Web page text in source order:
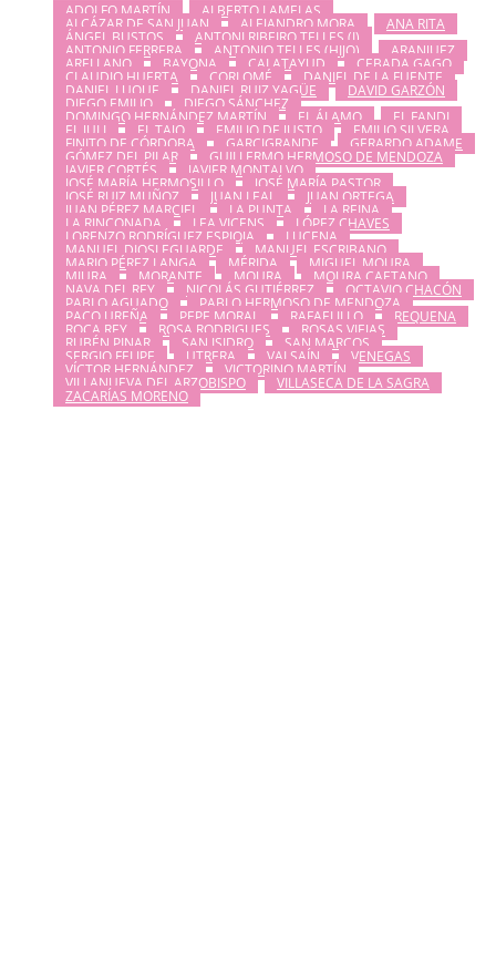
ADOLFO MARTÍN ALBERTO LAMELAS
ALCÁZAR DE SAN JUAN ALEJANDRO MORA ANA RITA
ÁNGEL BUSTOS ANTONI RIBEIRO TELLES (I)
ANTONIO FERRERA ANTONIO TELLES (HIJO) ARANJUEZ
ARELLANO BAYONA CALATAYUD CEBADA GAGO
CLAUDIO HUERTA CORLOMÉ DANIEL DE LA FUENTE
DANIEL LUQUE DANIEL RUIZ YAGÜE DAVID GARZÓN
DIEGO EMILIO DIEGO SÁNCHEZ
DOMINGO HERNÁNDEZ MARTÍN EL ÁLAMO EL FANDI
EL JULI EL TAJO EMILIO DE JUSTO EMILIO SILVERA
FINITO DE CÓRDOBA GARCIGRANDE GERARDO ADAME
GÓMEZ DEL PILAR GUILLERMO HERMOSO DE MENDOZA
JAVIER CORTÉS JAVIER MONTALVO
JOSÉ MARÍA HERMOSILLO JOSÉ MARÍA PASTOR
JOSÉ RUIZ MUÑOZ JUAN LEAL JUAN ORTEGA
JUAN PÉREZ MARCIEL LA PUNTA LA REINA
LA RINCONADA LEA VICENS LÓPEZ CHAVES
LORENZO RODRÍGUEZ ESPIOJA LUCENA
MANUEL DIOSLEGUARDE MANUEL ESCRIBANO
MARIO PÉREZ LANGA MÉRIDA MIGUEL MOURA
MIURA MORANTE MOURA MOURA CAETANO
NAVA DEL REY NICOLÁS GUTIÉRREZ OCTAVIO CHACÓN
PABLO AGUADO PABLO HERMOSO DE MENDOZA
PACO UREÑA PEPE MORAL RAFAELILLO REQUENA
ROCA REY ROSA RODRIGUES ROSAS VIEJAS
RUBÉN PINAR SAN ISIDRO SAN MARCOS
SERGIO FELIPE UTRERA VALSAÍN VENEGAS
VÍCTOR HERNÁNDEZ VICTORINO MARTÍN
VILLANUEVA DEL ARZOBISPO VILLASECA DE LA SAGRA
ZACARÍAS MORENO